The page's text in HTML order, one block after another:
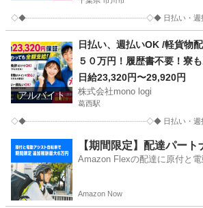
◇◆┈┈┈┈┈┈┈┈┈┈┈┈┈┈┈┈◇◆ 日払い・週払い(
配送 スタッフ
アルバイト
日払い、週払いOK /軽貨物
５０万円！履歴書不要！寮
日給23,320円〜29,920円
株式会社mono logi
葛西駅
◇◆┈┈┈┈┈┈┈┈┈┈┈┈┈┈┈┈◇◆ 日払い・週払い(
葛西駅 配送 スタッフ
【期間限定】配達パート
Amazon Flexの配達に原付と
Amazon Now